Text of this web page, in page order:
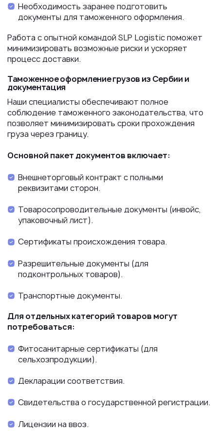
Необходимость заранее подготовить
документы для таможенного оформления.
Работа с опытной командой SLP Logistic поможет
минимизировать возможные риски и ускоряет
процесс доставки.
Таможенное оформление грузов из Сербии и
документация
Наши специалисты обеспечивают полное
соблюдение таможенного законодательства, что
позволяет минимизировать сроки прохождения
груза через границу.
Основной пакет документов включает:
Внешнеторговый контракт с полными
реквизитами сторон.
Товаросопроводительные документы (инвойс,
упаковочный лист).
Сертификаты происхождения товара.
Разрешительные документы (для
подконтрольных товаров).
Транспортные документы.
Для отдельных категорий товаров могут
потребоваться:
Фитосанитарные сертификаты (для
сельхозпродукции).
Декларации соответствия.
Свидетельства о государственной регистрации.
Лицензии на ввоз.